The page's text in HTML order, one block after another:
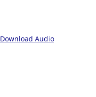
Download Audio